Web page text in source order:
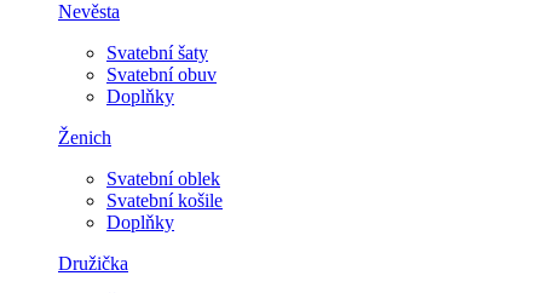
Nevěsta
Svatební šaty
Svatební obuv
Doplňky
Ženich
Svatební oblek
Svatební košile
Doplňky
Družička